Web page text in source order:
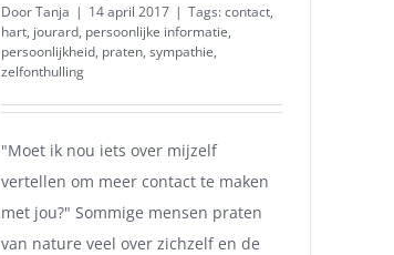
DoorTanja | 14 april 2017 | Tags:contact,
hart, jourard, persoonlijke informatie,
persoonlijkheid, praten, sympathie,
zelfonthulling
"Moet ik nou iets over mijzelf
vertellen om meer contact te maken
met jou?" Sommige mensen praten
van nature veel over zichzelf en de